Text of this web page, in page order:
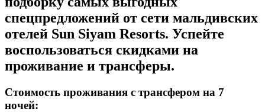
спецпредложений от сети мальдивских
отелей Sun Siyam Resorts. Успейте
воспользоваться скидками на
проживание и трансферы.
Стоимость проживания с трансфером на 7
ночей: